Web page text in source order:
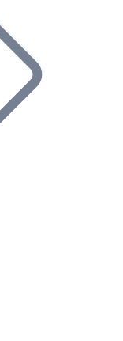
entreprise et
et
service